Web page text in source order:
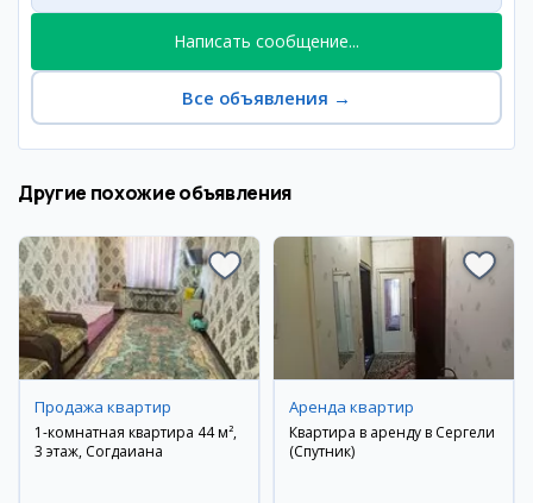
Написать сообщение...
Все объявления →
Другие похожие объявления
Продажа квартир
1-комнатная квартира 44 м²,
3 этаж, Согдаиана
Аренда квартир
Квартира в аренду в Сергели
(Спутник)